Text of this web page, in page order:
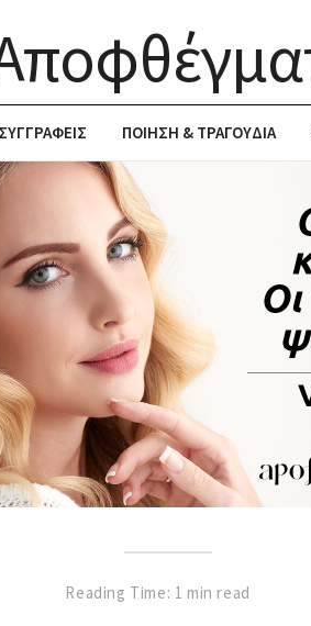
ΣΥΓΓΡΑΦΕΙΣ ΠΟΙΗΣΗ & ΤΡΑΓΟΥΔΙΑ
Reading Time: 1 min read